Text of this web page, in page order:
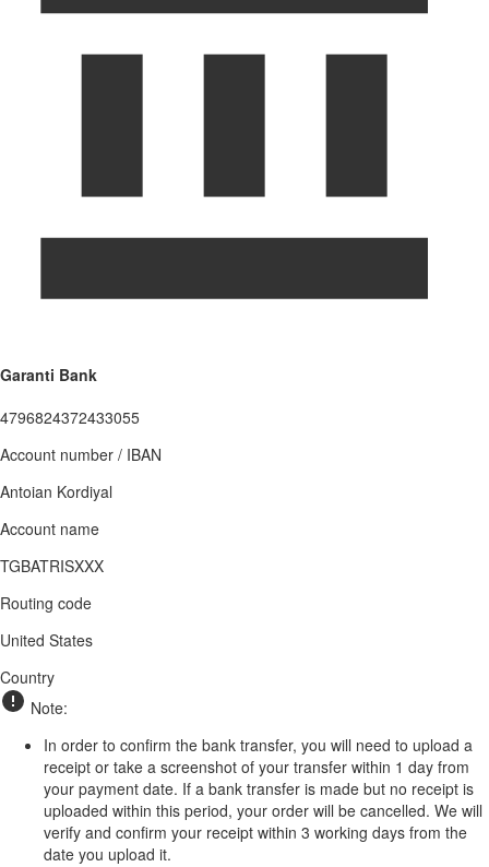
Garanti Bank
4796824372433055
Account number / IBAN
Antoian Kordiyal
Account name
TGBATRISXXX
Routing code
United States
Country
Note:
In order to confirm the bank transfer, you will need to upload a
receipt or take a screenshot of your transfer within 1 day from
your payment date. If a bank transfer is made but no receipt is
uploaded within this period, your order will be cancelled. We will
verify and confirm your receipt within 3 working days from the
date you upload it.